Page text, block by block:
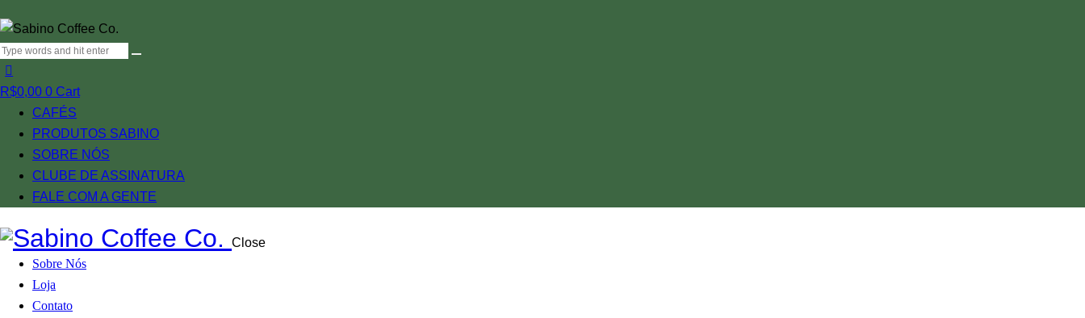
R$0,00 0 Cart
CAFÉS
PRODUTOS SABINO
SOBRE NÓS
CLUBE DE ASSINATURA
FALE COM A GENTE
Close
Sobre Nós
Loja
Contato